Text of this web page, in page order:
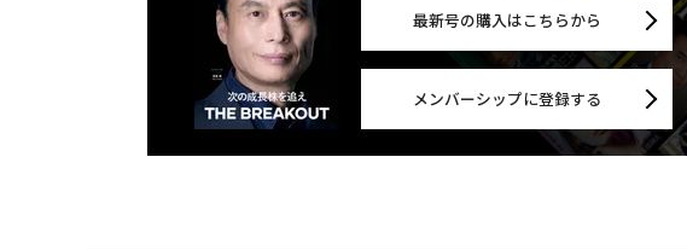
最新号の購入はこちらから
メンバーシップに登録する